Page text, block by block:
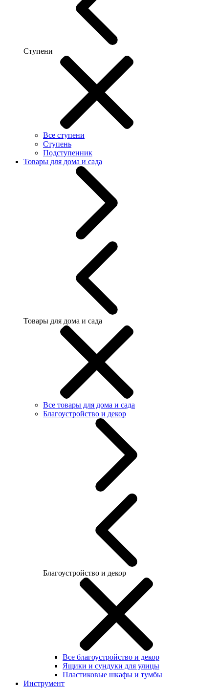
Ступени
Все ступени
Ступень
Подступенник
Товары для дома и сада
Товары для дома и сада
Все товары для дома и сада
Благоустройство и декор
Благоустройство и декор
Все благоустройство и декор
Ящики и сундуки для улицы
Пластиковые шкафы и тумбы
Инструмент